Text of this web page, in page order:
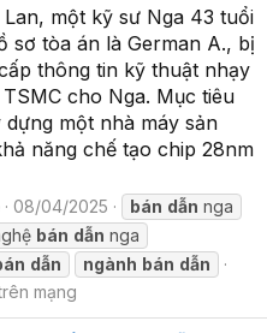
một kỹ sư Nga 43 tuổi
sơ tòa án là German A., bị
thông tin kỹ thuật nhạy
cho Nga. Mục tiêu
một nhà máy sản
năng chế tạo chip 28nm
08/04/2025 bán dẫn nga
bán dẫn nga
dẫn ngành bán dẫn
mạng